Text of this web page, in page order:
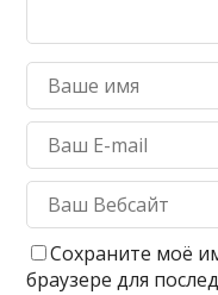
Сохраните моё
браузере для